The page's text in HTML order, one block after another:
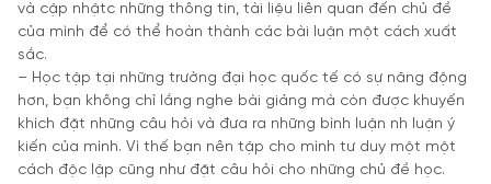
và cập nhậtc những thông tin, tài liệu liên quan đến chủ đề
của mình để có thể hoàn thành các bài luận một cách xuất
sắc.
– Học tập tại những trường đại học quốc tế có sự năng động
hơn, bạn không chỉ lắng nghe bài giảng mà còn được khuyến
khích đặt những câu hỏi và đưa ra những bình luận nh luận ý
kiến của mình. Vì thế bạn nên tập cho mình tư duy một một
cách độc lập cũng như đặt câu hỏi cho những chủ đề học.